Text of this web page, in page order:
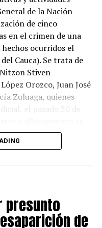
y descargada.
y, por disposición
aseguramiento
carcelario.
de la Nación
de cinco
en el crimen de una
ocurridos el
Cauca). Se trata de
Stiven
Orozco, Juan José
Zuluaga, quienes
el pasado 30 de
la Fiscalía
Urgente (MBU) y
forzada.
Técnico de
presunto
de